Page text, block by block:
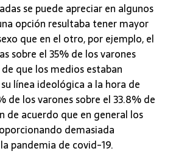
se puede apreciar en algunos
opción resultaba tener mayor
que en el otro, por ejemplo, el
sobre el 35% de los varones
que los medios estaban
línea ideológica a la hora de
de los varones sobre el 33.8% de
de acuerdo que en general los
demasiada
pandemia de covid-19.